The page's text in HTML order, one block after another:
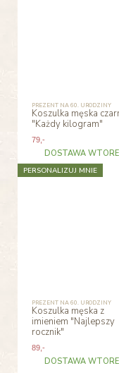
PREZENT NA 60. URODZINY
Koszulka męska
"Każdy kilogram"
79,-
DOSTAWA
PREZENT NA 60. URODZINY
Koszulka męska z
imieniem "Najlepszy
rocznik"
89,-
DOSTAWA
PERSONALIZUJ MNIE